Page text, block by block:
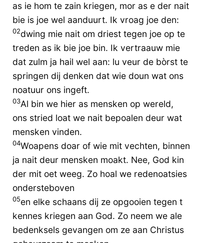
as ie hom te zain kriegen, mor as e der nait
bie is joe wel aanduurt. Ik vroag joe den:
02dwing mie nait om driest tegen joe op te
treden as ik bie joe bin. Ik vertraauw mie
dat zulm ja hail wel aan: lu veur de bòrst te
springen dij denken dat wie doun wat ons
noatuur ons ingeft.
03Al bin we hier as mensken op wereld,
ons stried loat we nait bepoalen deur wat
mensken vinden.
04Woapens doar of wie mit vechten, binnen
ja nait deur mensken moakt. Nee, God kin
der mit oet weeg. Zo hoal we redenoatsies
ondersteboven
05en elke schaans dij ze opgooien tegen t
kennes kriegen aan God. Zo neem we ale
bedenksels gevangen om ze aan Christus